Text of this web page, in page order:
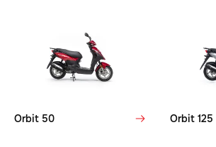
Orbit 50 Orbit 125